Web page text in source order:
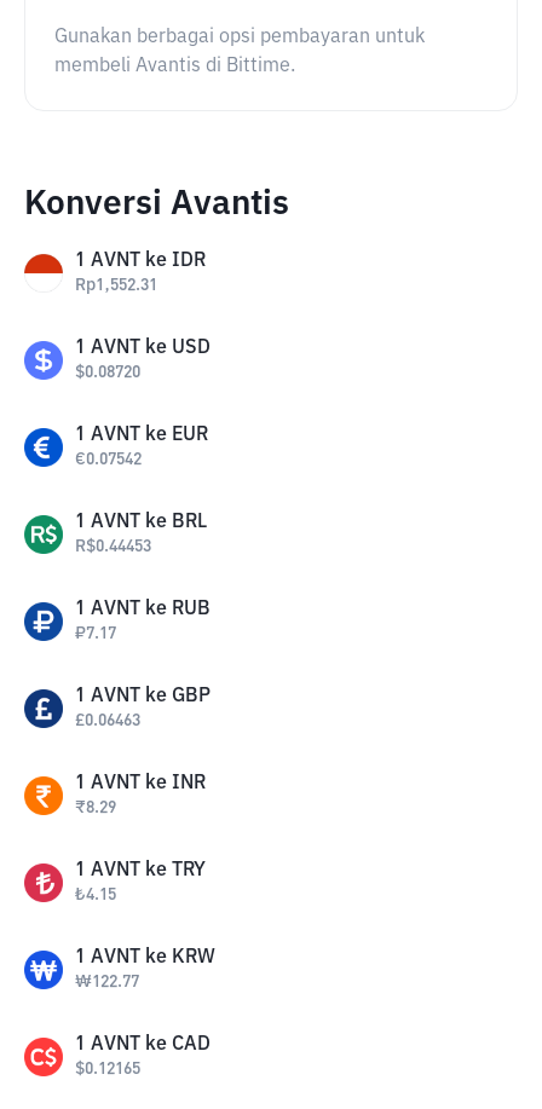
Gunakan berbagai opsi pembayaran untuk
membeli Avantis di Bittime.
Konversi Avantis
1 AVNT ke IDR
Rp1,552.31
1 AVNT ke USD
$0.08720
1 AVNT ke EUR
€0.07542
1 AVNT ke BRL
R$0.44453
1 AVNT ke RUB
₽7.17
1 AVNT ke GBP
£0.06463
1 AVNT ke INR
₹8.29
1 AVNT ke TRY
₺4.15
1 AVNT ke KRW
₩122.77
1 AVNT ke CAD
$0.12165